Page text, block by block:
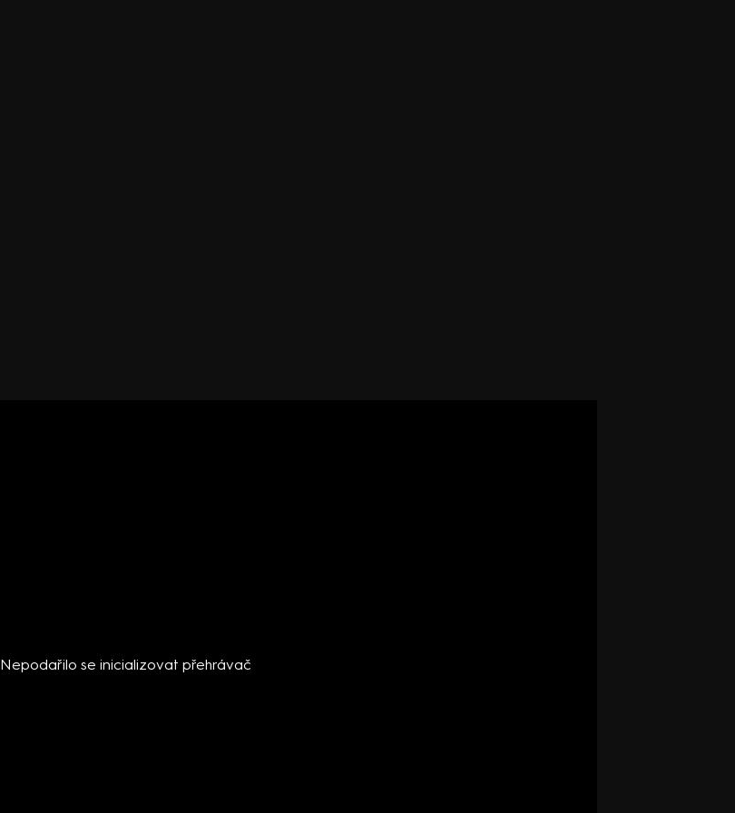
Nepodařilo se inicializovat přehrávač